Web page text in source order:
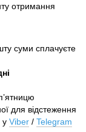
отримання
суми сплачуєте
для відстеження
у Viber / Telegram